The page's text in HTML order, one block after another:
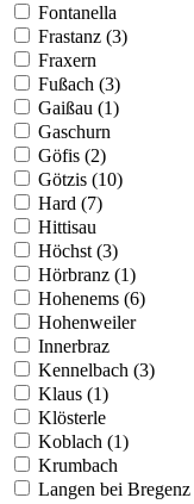
Fontanella
Frastanz (3)
Fraxern
Fußach (3)
Gaißau (1)
Gaschurn
Göfis (2)
Götzis (10)
Hard (7)
Hittisau
Höchst (3)
Hörbranz (1)
Hohenems (6)
Hohenweiler
Innerbraz
Kennelbach (3)
Klaus (1)
Klösterle
Koblach (1)
Krumbach
Langen bei Bregenz